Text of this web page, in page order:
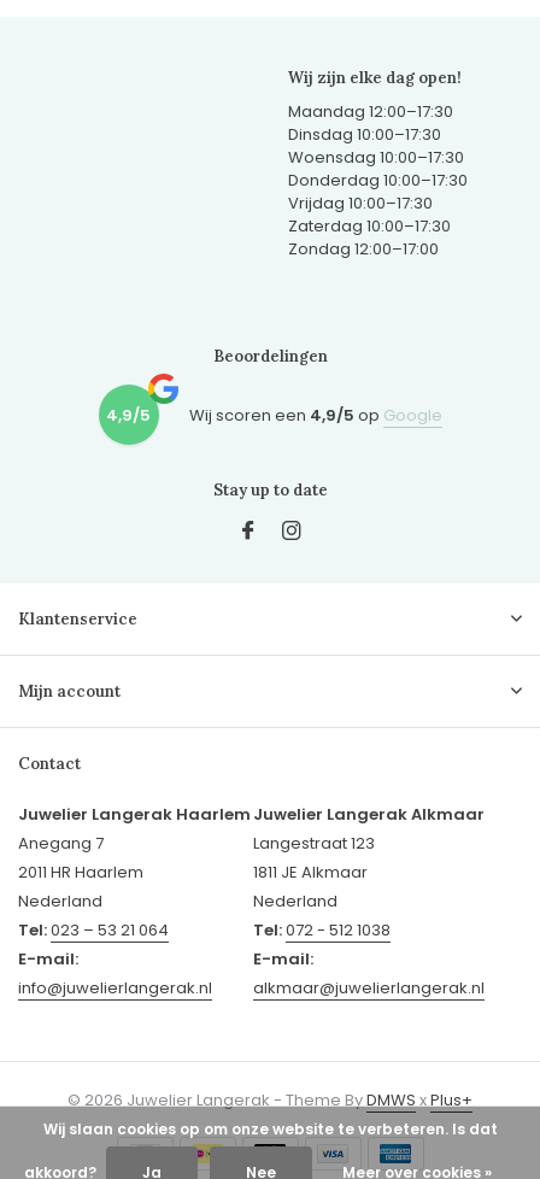
Wij zijn elke dag open!
Maandag 12:00–17:30
Dinsdag 10:00–17:30
Woensdag 10:00–17:30
Donderdag 10:00–17:30
Vrijdag 10:00–17:30
Zaterdag 10:00–17:30
Zondag 12:00–17:00
Beoordelingen
4,9/5 Wij scoren een 4,9/5 op Google
Stay up to date
Klantenservice
Mijn account
Contact
Juwelier Langerak Haarlem
Anegang 7
2011 HR Haarlem
Nederland
Tel:023 – 53 21 064
E-mail:
info@juwelierlangerak.nl
Juwelier Langerak Alkmaar
Langestraat 123
1811 JE Alkmaar
Nederland
Tel:072 - 512 1038
E-mail:
alkmaar@juwelierlangerak.nl
© 2026 Juwelier Langerak - Theme ByDMWSxPlus+
Wij slaan cookies op om onze website te verbeteren. Is dat
akkoord? Ja Nee Meer over cookies »